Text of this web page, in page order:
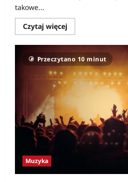
takowe...
Czytaj więcejDowiedz
się
o
Srebrzystobiało-
cynoberowa
flaga
Przeczytano 10 minut
Muzyka